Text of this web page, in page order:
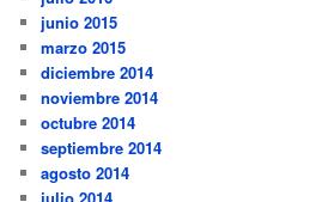
junio 2015
marzo 2015
diciembre 2014
noviembre 2014
octubre 2014
septiembre 2014
agosto 2014